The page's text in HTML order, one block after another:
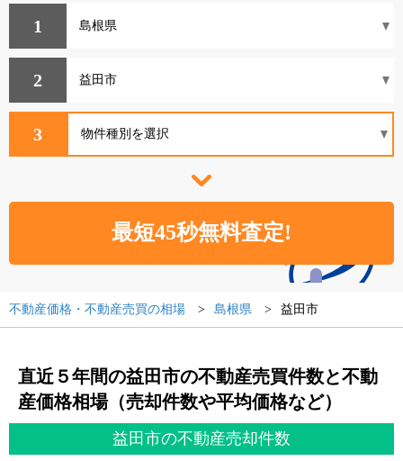
1
2
3
不動産価格・不動産売買の相場 島根県 益田市
直近５年間の益田市の不動産売買件数と不動
産価格相場（売却件数や平均価格など）
益田市の不動産売却件数